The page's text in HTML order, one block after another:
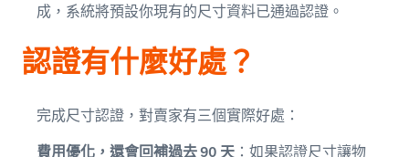
成，系統將預設你現有的尺寸資料已通過認證。
認證有什麼好處？
完成尺寸認證，對賣家有三個實際好處：
費用優化，還會回補過去 90 天 ：如果認證尺寸讓物